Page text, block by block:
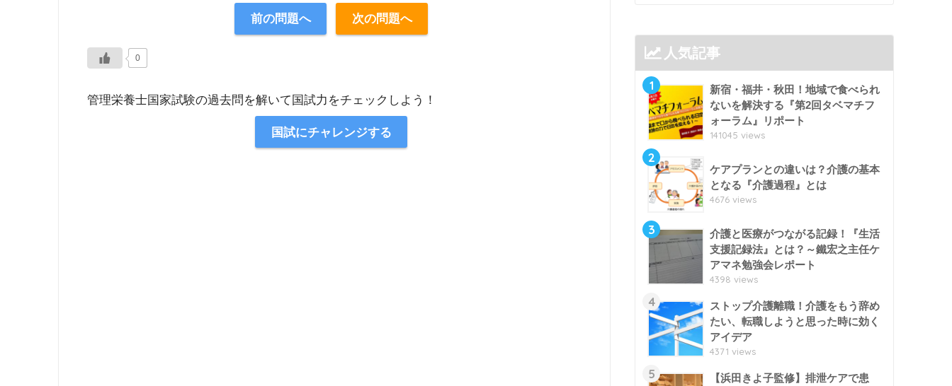
前の問題へ 次の問題へ
0
管理栄養士国家試験の過去問を解いて国試力をチェックしよう！
国試にチャレンジする
人気記事
1
新宿・福井・秋田！地域で食べられ
ないを解決する『第2回タベマチフ
ォーラム』リポート
141045 views
2
ケアプランとの違いは？介護の基本
となる『介護過程』とは
4676 views
3
介護と医療がつながる記録！『生活
支援記録法』とは？～鐵宏之主任ケ
アマネ勉強会レポート
4398 views
4
ストップ介護離職！介護をもう辞め
たい、転職しようと思った時に効く
アイデア
4371 views
5
【浜田きよ子監修】排泄ケアで患